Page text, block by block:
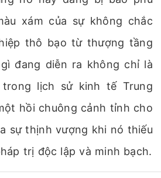
xám của sự không chắc
thô bạo từ thượng tầng
đang diễn ra không chỉ là
lịch sử kinh tế Trung
hồi chuông cảnh tỉnh cho
sự thịnh vượng khi nó thiếu
trị độc lập và minh bạch.